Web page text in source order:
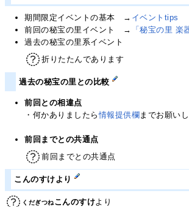
期間限定イベントの基本 → イベントtips
前回の秘宝の里イベント →
「秘宝の里 楽
過去の秘宝の里系イベント
折りたたんであります
過去の秘宝の里との比較
前回との相違点
・何かありましたら情報提供欄 までお願い
前回までとの共通点
前回までとの共通点
こんのすけより
くだぎつねこんのすけより